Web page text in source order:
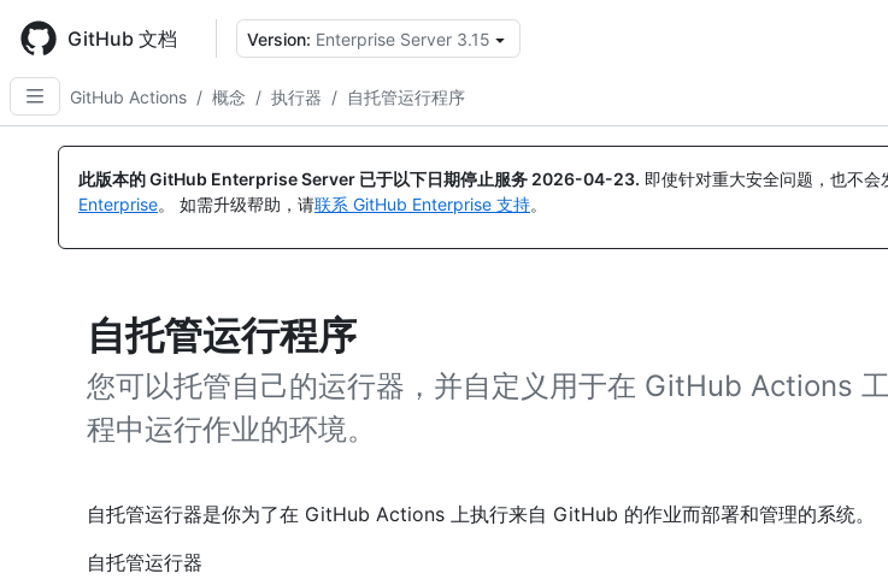
main
content
GitHub 文档 Version: Enterprise Server 3.15
GitHub Actions / 概念 / 执行器 / 自托管运行程序
此版本的 GitHub Enterprise Server 已于以下日期停止服务 2026-04-23. 即使针对重大安全问题，也不
Enterprise。 如需升级帮助，请联系 GitHub Enterprise 支持。
自托管运行程序
您可以托管自己的运行器，并自定义用于在 GitHub Actions
程中运行作业的环境。
自托管运行器是你为了在 GitHub Actions 上执行来自 GitHub 的作业而部署和管理的系统。
自托管运行器